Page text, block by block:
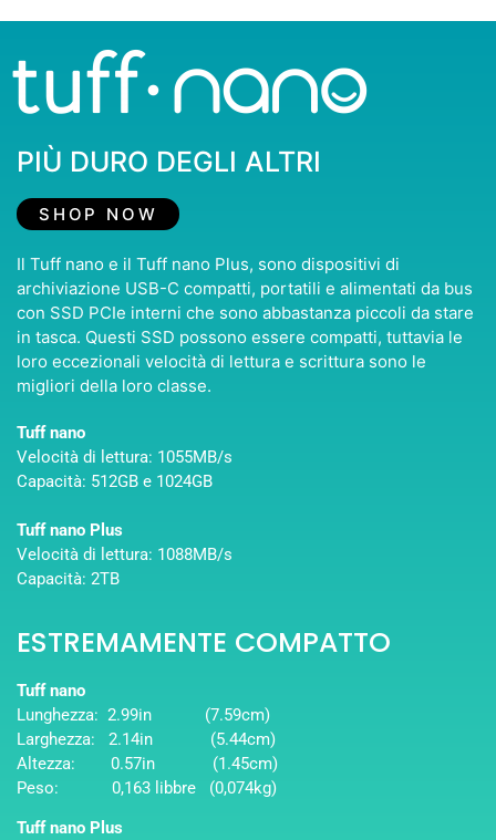
PIÙ DURO DEGLI ALTRI
SHOP NOW
Il Tuff nano e il Tuff nano Plus, sono dispositivi di
archiviazione USB-C compatti, portatili e alimentati da bus
con SSD PCIe interni che sono abbastanza piccoli da stare
in tasca. Questi SSD possono essere compatti, tuttavia le
loro eccezionali velocità di lettura e scrittura sono le
migliori della loro classe.
Tuff nano
Velocità di lettura: 1055MB/s
Capacità: 512GB e 1024GB
Tuff nano Plus
Velocità di lettura: 1088MB/s
Capacità: 2TB
ESTREMAMENTE COMPATTO
Tuff nano
Lunghezza: 2.99in (7.59cm)
Larghezza: 2.14in (5.44cm)
Altezza: 0.57in (1.45cm)
Peso: 0,163 libbre (0,074kg)
Tuff nano Plus